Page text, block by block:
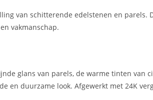
van schitterende edelstenen en
vakmanschap.
glans van parels, de warme tinten
en duurzame look. Afgewerkt met 24K